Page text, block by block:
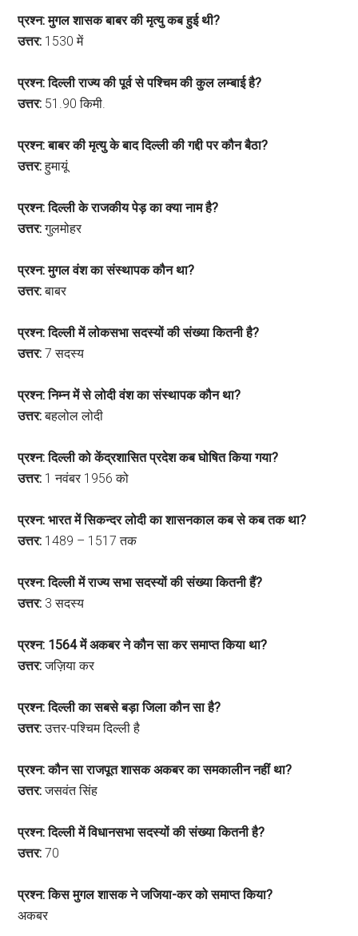
प्रश्न: मुगल शासक बाबर की मृत्यु कब हुई थी?
उत्तर: 1530 में
प्रश्न: दिल्ली राज्य की पूर्व से पश्चिम की कुल लम्बाई है?
उत्तर: 51.90 किमी.
प्रश्न: बाबर की मृत्यु के बाद दिल्ली की गद्दी पर कौन बैठा?
उत्तर:हुमायूं
प्रश्न: दिल्ली के राजकीय पेड़ का क्या नाम है?
उत्तर:गुलमोहर
प्रश्न: मुगल वंश का संस्थापक कौन था?
उत्तर:बाबर
प्रश्न: दिल्ली में लोकसभा सदस्यों की संख्या कितनी है?
उत्तर: 7 सदस्य
प्रश्न: निम्न में से लोदी वंश का संस्थापक कौन था?
उत्तर:बहलोल लोदी
प्रश्न: दिल्ली को केंद्रशासित प्रदेश कब घोषित किया गया?
उत्तर: 1 नवंबर 1956 को
प्रश्न: भारत में सिकन्दर लोदी का शासनकाल कब से कब तक था?
उत्तर: 1489 – 1517 तक
प्रश्न: दिल्ली में राज्य सभा सदस्यों की संख्या कितनी हैं?
उत्तर: 3 सदस्य
प्रश्न: 1564 में अकबर ने कौन सा कर समाप्त किया था?
उत्तर:जज़िया कर
प्रश्न: दिल्ली का सबसे बड़ा जिला कौन सा है?
उत्तर:उत्तर-पश्चिम दिल्ली है
प्रश्न: कौन सा राजपूत शासक अकबर का समकालीन नहीं था?
उत्तर:जसवंत सिंह
प्रश्न: दिल्ली में विधानसभा सदस्यों की संख्या कितनी है?
उत्तर: 70
प्रश्न: किस मुगल शासक ने जजिया-कर को समाप्त किया?
अकबर